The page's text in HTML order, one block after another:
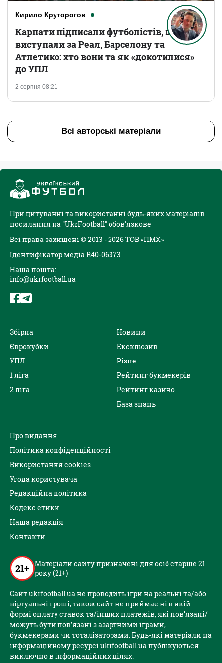
Кирило Круторогов
2 серпня 08:21
Карпати підписали футболістів, що
виступали за Реал, Барселону та
Атлетико: хто вони та як «докотилися»
до УПЛ
Всі авторські матеріали
При цитуванні та використанні будь-яких матеріалів
посилання на "UkrFootball" обов'язкове
Всі права захищені © 2013 - 2026 ТОВ «ПМХ»
Ідентифікатор медіа R40-06373
Наша пошта:
info@ukrfootball.ua
Збірна
Єврокубки
УПЛ
1 ліга
2 ліга
Новини
Ексклюзив
Різне
Рейтинг букмекерів
Рейтинг казино
База знань
Про видання
Політика конфіденційності
Використання cookies
Угода користувача
Редакційна політика
Кодекс етики
Наша редакція
Контакти
21+ Матеріали сайту призначені для осіб старше 21
року (21+)
Сайт ukrfootball.ua не проводить ігри на реальні та/або
віртуальні гроші, також сайт не приймає ні в якій
формі оплату ставок та/інших платежів, які пов’язані/
можуть бути пов’язані з азартними іграми,
букмекерами чи тоталізаторами. Будь-які матеріали на
інформаційному ресурсі ukrfootball.ua публікуються
виключно в інформаційних цілях.